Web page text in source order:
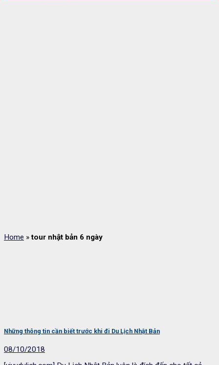
Home »tour nhật bản 6 ngày
Những thông tin cần biết trước khi đi Du Lịch Nhật Bản
08/10/2018